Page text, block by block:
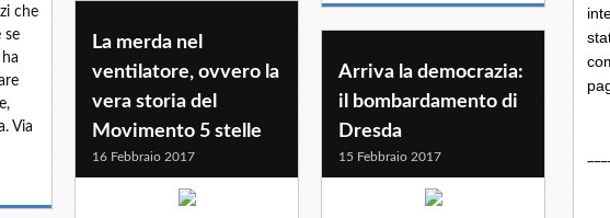
che
se
Via
La merda nel
ventilatore, ovvero la
vera storia del
Movimento 5 stelle
16 Febbraio 2017
Arriva la democrazia:
il bombardamento di
Dresda
15 Febbraio 2017